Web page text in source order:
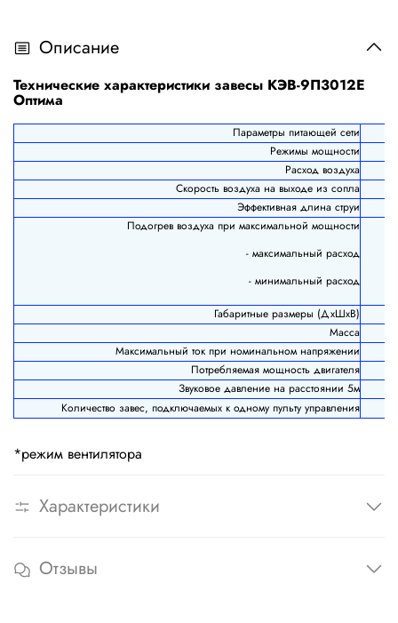
Описание
Технические характеристики завесы КЭВ-9П3012Е
Оптима
Параметры питающей сети
Режимы мощности
Расход воздуха
Скорость воздуха на выходе из сопла
Эффективная длина струи
Подогрев воздуха при максимальной мощности
- максимальный расход
- минимальный расход
Габаритные размеры (ДхШхВ)
Масса
Максимальный ток при номинальном напряжении
Потребляемая мощность двигателя
Звуковое давление на расстоянии 5м
Количество завес, подключаемых к одному пульту управления
*режим вентилятора
Характеристики
Отзывы